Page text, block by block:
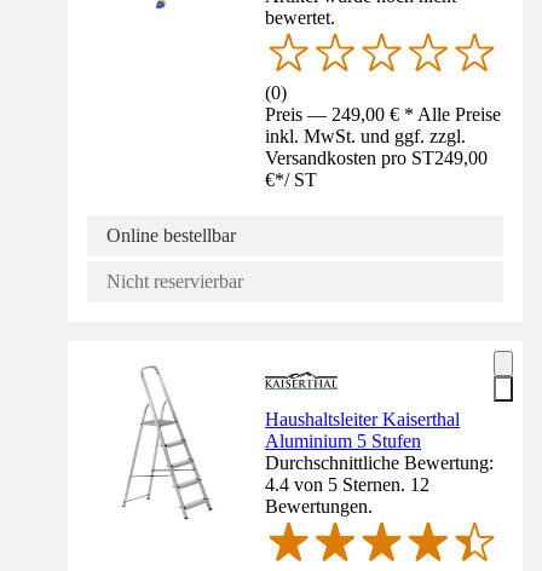
bewertet.
(0)
Preis — 249,00 € * Alle Preise
inkl. MwSt. und ggf. zzgl.
Versandkosten pro ST249,00
€*/ ST
Online bestellbar
Nicht reservierbar
Haushaltsleiter Kaiserthal
Aluminium 5 Stufen
Durchschnittliche Bewertung:
4.4 von 5 Sternen. 12
Bewertungen.